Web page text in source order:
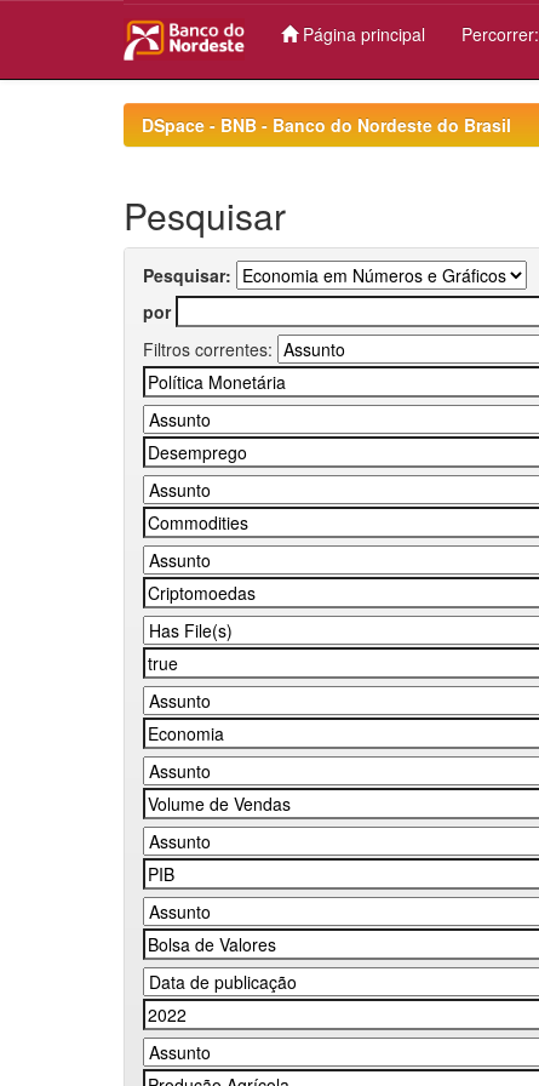
Página principal Percorrer:
DSpace - BNB - Banco do Nordeste do Brasil
Pesquisar
Pesquisar:
por
Filtros correntes: